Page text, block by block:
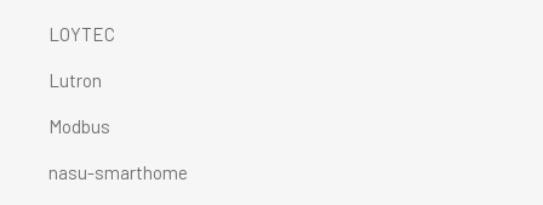
LOYTEC
Lutron
Modbus
nasu-smarthome